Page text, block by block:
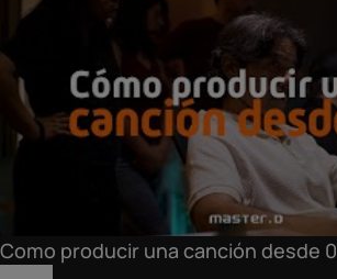
Como producir una canción desde 0